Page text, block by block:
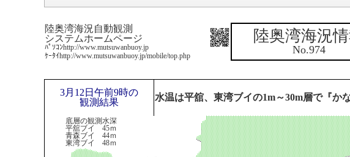
陸奥湾海況自動観測
システムホームページ
ﾊﾟｿｺﾝhttp://www.mutsuwanbuoy.jp
陸奥湾海況
No.974
ｹｰﾀｲhttp://www.mutsuwanbuoy.jp/mobile/top.php
3月12日午前9時の
観測結果
水温は平舘、東湾ブイの1m～30m層で『か
底層の観測水深
平舘ブイ 45ｍ
青森ブイ 44ｍ
東湾ブイ 48ｍ